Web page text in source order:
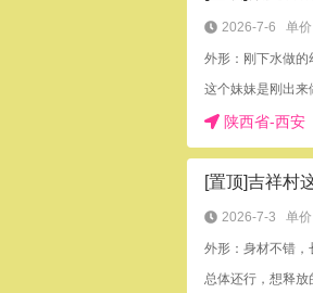
2026-7-6 单
外形：刚下水做
陕西省-西安
2026-7-3 单
外形：身材不错，
总体还行，想释放